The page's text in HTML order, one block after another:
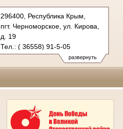
развернуть
296400, Республика Крым,
пгт. Черноморское, ул. Кирова,
д. 19
Тел.: ( 36558) 91-5-05
chernomorskiy.krm@sudrf.ru
показать на карте